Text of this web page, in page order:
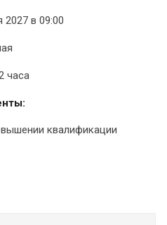
2027 в 09:00
часа
квалификации